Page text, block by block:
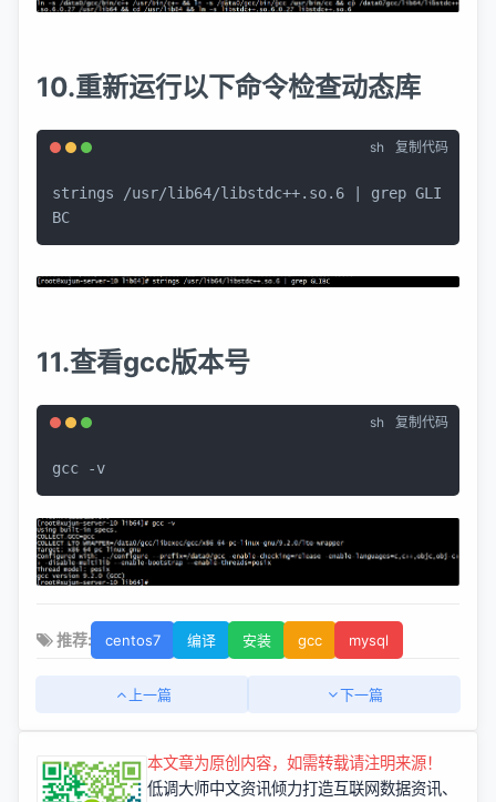
10.重新运行以下命令检查动态库
sh 复制代码
strings /usr/lib64/libstdc++.so.6 | grep GLI
BC
11.查看gcc版本号
sh 复制代码
gcc -v
推荐: centos7 编译 安装 gcc mysql
上一篇 下一篇
本文章为原创内容，如需转载请注明来源！
低调大师中文资讯倾力打造互联网数据资讯、